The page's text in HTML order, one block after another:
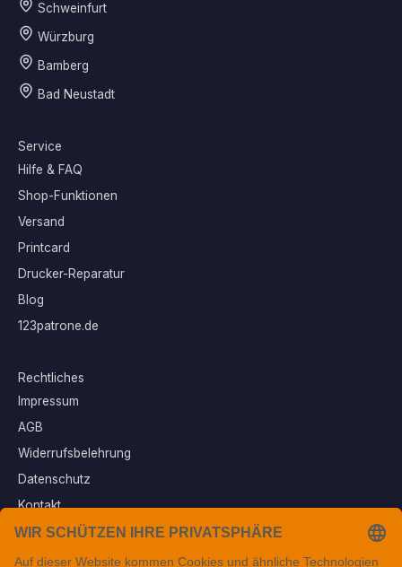
Schweinfurt
Würzburg
Bamberg
Bad Neustadt
Service
Hilfe & FAQ
Shop-Funktionen
Versand
Printcard
Drucker-Reparatur
Blog
123patrone.de
Rechtliches
Impressum
AGB
Widerrufsbelehrung
Datenschutz
Kontakt
Vertrag widerrufen